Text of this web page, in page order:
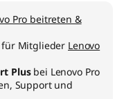
Pro beitreten &
für Mitglieder Lenovo
Plusbei Lenovo Pro
Support und